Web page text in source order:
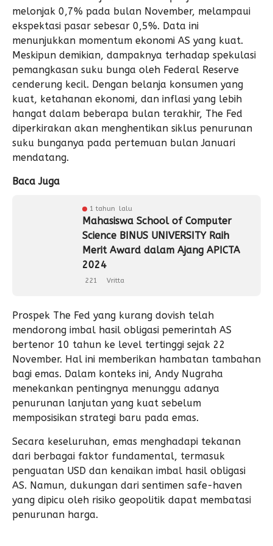
melonjak 0,7% pada bulan November, melampaui
ekspektasi pasar sebesar 0,5%. Data ini
menunjukkan momentum ekonomi AS yang kuat.
Meskipun demikian, dampaknya terhadap spekulasi
pemangkasan suku bunga oleh Federal Reserve
cenderung kecil. Dengan belanja konsumen yang
kuat, ketahanan ekonomi, dan inflasi yang lebih
hangat dalam beberapa bulan terakhir, The Fed
diperkirakan akan menghentikan siklus penurunan
suku bunganya pada pertemuan bulan Januari
mendatang.
Baca Juga
1 tahun lalu
Mahasiswa School of Computer
Science BINUS UNIVERSITY Raih
Merit Award dalam Ajang APICTA
2024
221 Vritta
Prospek The Fed yang kurang dovish telah
mendorong imbal hasil obligasi pemerintah AS
bertenor 10 tahun ke level tertinggi sejak 22
November. Hal ini memberikan hambatan tambahan
bagi emas. Dalam konteks ini, Andy Nugraha
menekankan pentingnya menunggu adanya
penurunan lanjutan yang kuat sebelum
memposisikan strategi baru pada emas.
Secara keseluruhan, emas menghadapi tekanan
dari berbagai faktor fundamental, termasuk
penguatan USD dan kenaikan imbal hasil obligasi
AS. Namun, dukungan dari sentimen safe-haven
yang dipicu oleh risiko geopolitik dapat membatasi
penurunan harga.